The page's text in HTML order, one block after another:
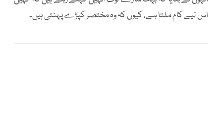
اس لیے کام ملتا ہے، کیوں کہ وہ مختصر کپڑے پہنتی ہیں۔